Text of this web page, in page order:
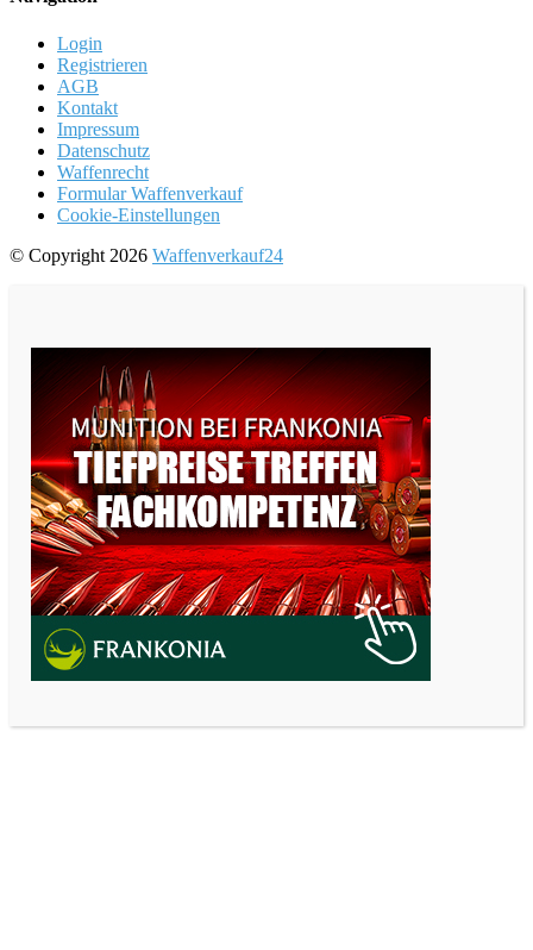
Login
Registrieren
AGB
Kontakt
Impressum
Datenschutz
Waffenrecht
Formular Waffenverkauf
Cookie-Einstellungen
© Copyright 2026 Waffenverkauf24